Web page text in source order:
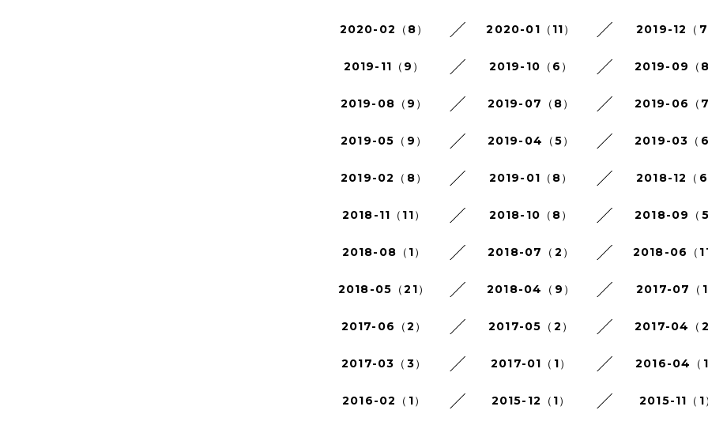
2020-02（8） 2020-01（11） 2019-12（7
2019-11（9） 2019-10（6） 2019-09（8
2019-08（9） 2019-07（8） 2019-06（7
2019-05（9） 2019-04（5） 2019-03（6
2019-02（8） 2019-01（8） 2018-12（6
2018-11（11） 2018-10（8） 2018-09（5
2018-08（1） 2018-07（2） 2018-06（11
2018-05（21） 2018-04（9） 2017-07（1
2017-06（2） 2017-05（2） 2017-04（2
2017-03（3） 2017-01（1） 2016-04（1
2016-02（1） 2015-12（1） 2015-11（1